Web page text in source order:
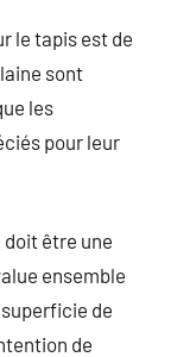
le tapis est de
sont
les
pour leur
doit être une
ensemble
de
de